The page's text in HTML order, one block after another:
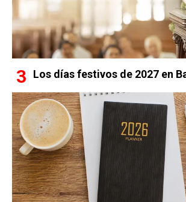
Los días festivos de 2027 en